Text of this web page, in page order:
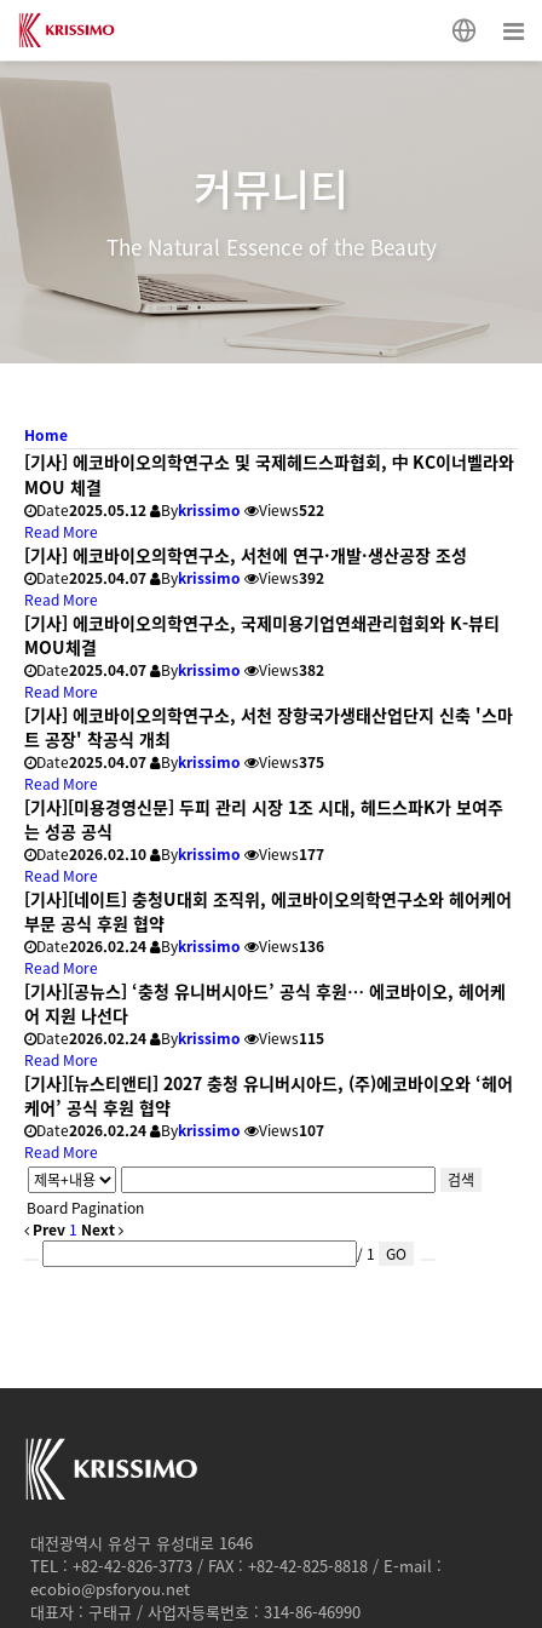
커뮤니티
The Natural Essence of the Beauty
Home
[기사] 에코바이오의학연구소 및 국제헤드스파협회, 中 KC이너벨라와
MOU 체결
Date2025.05.12 Bykrissimo Views522
Read More
[기사] 에코바이오의학연구소, 서천에 연구·개발·생산공장 조성
Date2025.04.07 Bykrissimo Views392
Read More
[기사] 에코바이오의학연구소, 국제미용기업연쇄관리협회와 K-뷰티
MOU체결
Date2025.04.07 Bykrissimo Views382
Read More
[기사] 에코바이오의학연구소, 서천 장항국가생태산업단지 신축 '스마
트 공장' 착공식 개최
Date2025.04.07 Bykrissimo Views375
Read More
[기사][미용경영신문] 두피 관리 시장 1조 시대, 헤드스파K가 보여주
는 성공 공식
Date2026.02.10 Bykrissimo Views177
Read More
[기사][네이트] 충청U대회 조직위, 에코바이오의학연구소와 헤어케어
부문 공식 후원 협약
Date2026.02.24 Bykrissimo Views136
Read More
[기사][공뉴스] ‘충청 유니버시아드’ 공식 후원… 에코바이오, 헤어케
어 지원 나선다
Date2026.02.24 Bykrissimo Views115
Read More
[기사][뉴스티앤티] 2027 충청 유니버시아드, (주)에코바이오와 ‘헤어
케어’ 공식 후원 협약
Date2026.02.24 Bykrissimo Views107
Read More
검색
Board Pagination
Prev 1 Next
/ 1 GO
대전광역시 유성구 유성대로 1646
TEL : +82-42-826-3773 / FAX : +82-42-825-8818 / E-mail :
ecobio@psforyou.net
대표자 : 구태규 / 사업자등록번호 : 314-86-46990